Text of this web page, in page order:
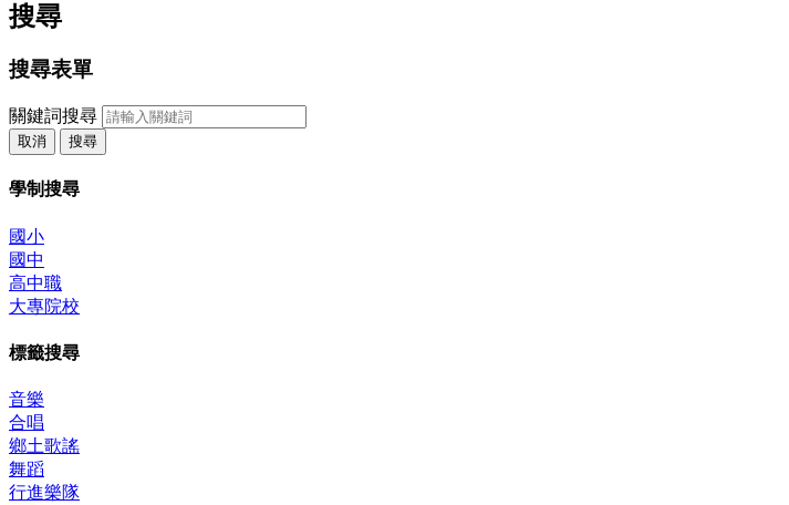
搜尋
搜尋表單
關鍵詞搜尋
取消 搜尋
學制搜尋
國小
國中
高中職
大專院校
標籤搜尋
音樂
合唱
鄉土歌謠
舞蹈
行進樂隊